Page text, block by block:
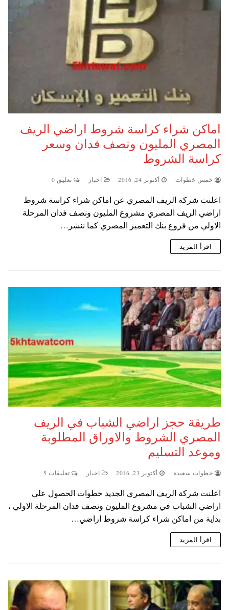
اماكن شراء كراسة شروط اراضي الريف
المصري المليون ونصف فدان وسعر
كراسة الشروط
خمس خطوات أكتوبر 24, 2016 اخبار تعليق 0
اعلنت شركة الريف المصري عن اماكن شراء كراسة شروط
اراضي الريف المصري مشروع المليون ونصف فدان المرحلة
الاولي من فروع بنك التعمير المصري كما ننشر…
اقرأ المزيد
طريقة حجز اراضي الشباب في الريف
المصري الشروط والاوراق المطلوبة
وموعد التسليم
خطوات سعيدة أكتوبر 23, 2016 اخبار تعليقات 5
اعلنت شركة الريف المصري الجديد خطوات الحصول علي
اراضي الشباب في مشروع المليون ونصف فدان المرحلة الاولي ،
بداية من اماكن شراء كراسة شروط اراضي…
اقرأ المزيد